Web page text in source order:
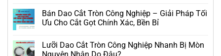
Bán Dao Cắt Tròn Công Nghiệp – Giải Pháp Tối
Ưu Cho Cắt Gọt Chính Xác, Bền Bỉ
Lưỡi Dao Cắt Tròn Công Nghiệp Nhanh Bị Mòn